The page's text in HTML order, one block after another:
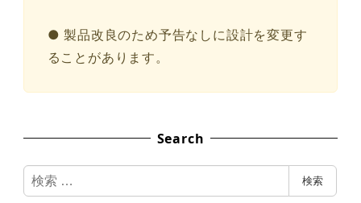
● 製品改良のため予告なしに設計を変更す
ることがあります。
Search
検
索
検索